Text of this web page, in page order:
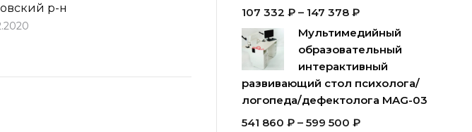
р-н
107 332 ₽– 147 378 ₽
Мультимедийный
образовательный
интерактивный
развивающий стол психолога/
логопеда/дефектолога MAG-03
541 860 ₽– 599 500 ₽